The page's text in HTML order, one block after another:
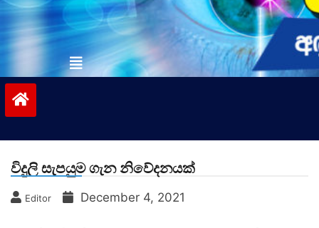
විදුලි සැපයුම ගැන නිවේදනයක්
Editor December 4, 2021